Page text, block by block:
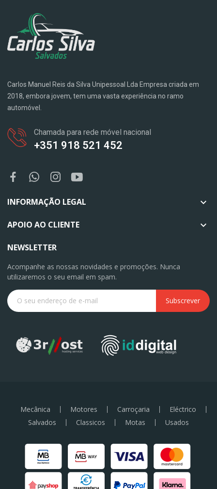
Carlos Manuel Reis da Silva Unipessoal Lda Empresa criada em
2018, embora jovem, tem uma vasta experiência no ramo
automóvel.
Chamada para rede móvel nacional
+351 918 521 452
INFORMAÇÃO LEGAL 
APOIO AO CLIENTE 
NEWSLETTER
Acompanhe as nossas novidades e promoções. Nunca
utilizaremos o seu email em spam.
Subscrever
Mecânica Motores Carroçaria
Eléctrico
Salvados
Classicos Motas Usados